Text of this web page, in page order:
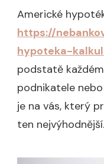
Americké
https://
hypoteka-
podstatě
podnikatele
je na vás, který
ten nejvýhodnější.